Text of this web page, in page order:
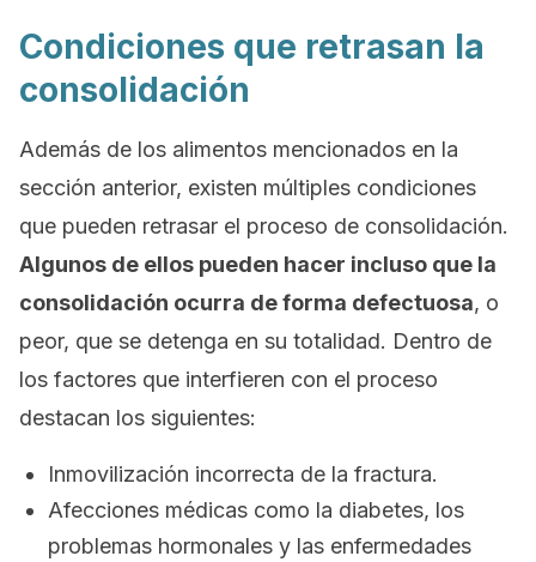
Condiciones que retrasan la
consolidación
Además de los alimentos mencionados en la
sección anterior, existen múltiples condiciones
que pueden retrasar el proceso de consolidación.
Algunos de ellos pueden hacer incluso que la
consolidación ocurra de forma defectuosa, o
peor, que se detenga en su totalidad. Dentro de
los factores que interfieren con el proceso
destacan los siguientes:
Inmovilización incorrecta de la fractura.
Afecciones médicas como la diabetes, los
problemas hormonales y las enfermedades